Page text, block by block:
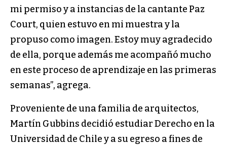
mi permiso y a instancias de la cantante Paz
Court, quien estuvo en mi muestra y la
propuso como imagen. Estoy muy agradecido
de ella, porque además me acompañó mucho
en este proceso de aprendizaje en las primeras
semanas”, agrega.
Proveniente de una familia de arquitectos,
Martín Gubbins decidió estudiar Derecho en la
Universidad de Chile y a su egreso a fines de